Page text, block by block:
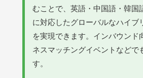
むことで、英語・中国語・韓国
に対応したグローバルなハイブ
を実現できます。インバウンド
ネスマッチングイベントなどで
す。